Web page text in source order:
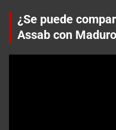
¿Se puede
Assab con